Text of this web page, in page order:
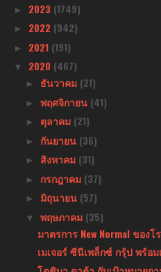
► 2023 (1749)
► 2022 (942)
► 2021 (191)
▼ 2020 (467)
► ธันวาคม (21)
► พฤศจิกายน (41)
► ตุลาคม (21)
► กันยายน (36)
► สิงหาคม (31)
► กรกฎาคม (37)
► มิถุนายน (57)
▼ พฤษภาคม (35)
มาตรการ New Normal ของ
เมเจอร์ ซีนีเพล็กซ์ กรุ้ป พร้อ